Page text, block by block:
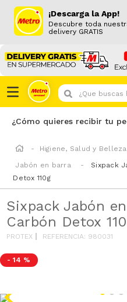
¡Descarga la App!
Descubre toda
delivery GRATIS
¿Que buscas
¿Cómo quieres recibir tu
Higiene, Salud y Belleza
Jabón en barra
Sixpack
Detox 110g
Sixpack Jabón
Carbón Detox
PROTEX REFERENCIA: 980031
- 14 %